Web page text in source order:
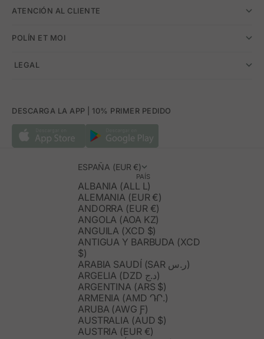
ATENCIÓN AL CLIENTE
POLÍN ET MOI
­ LEGAL
DESCARGA LA APP | 10% PRIMER PEDIDO
ESPAÑA (EUR €)
PAÍS
ALBANIA (ALL L)
ALEMANIA (EUR €)
ANDORRA (EUR €)
ANGOLA (AOA KZ)
ANGUILA (XCD $)
ANTIGUA Y BARBUDA (XCD
$)
ARABIA SAUDÍ (SAR ر.س)
ARGELIA (DZD د.ج)
ARGENTINA (ARS $)
ARMENIA (AMD ԴՐ.)
ARUBA (AWG Ƒ)
AUSTRALIA (AUD $)
AUSTRIA (EUR €)